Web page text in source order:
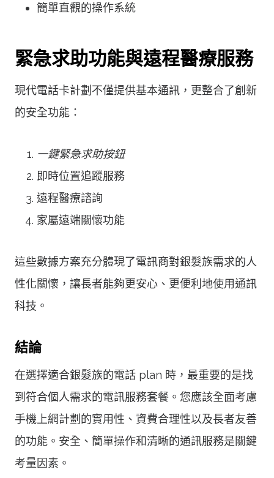
簡單直觀的操作系統
緊急求助功能與遠程醫療服務
現代電話卡計劃不僅提供基本通訊，更整合了創新
的安全功能：
一鍵緊急求助按鈕
即時位置追蹤服務
遠程醫療諮詢
家屬遠端關懷功能
這些數據方案充分體現了電訊商對銀髮族需求的人
性化關懷，讓長者能夠更安心、更便利地使用通訊
科技。
結論
在選擇適合銀髮族的電話 plan 時，最重要的是找
到符合個人需求的電訊服務套餐。您應該全面考慮
手機上網計劃的實用性、資費合理性以及長者友善
的功能。安全、簡單操作和清晰的通訊服務是關鍵
考量因素。